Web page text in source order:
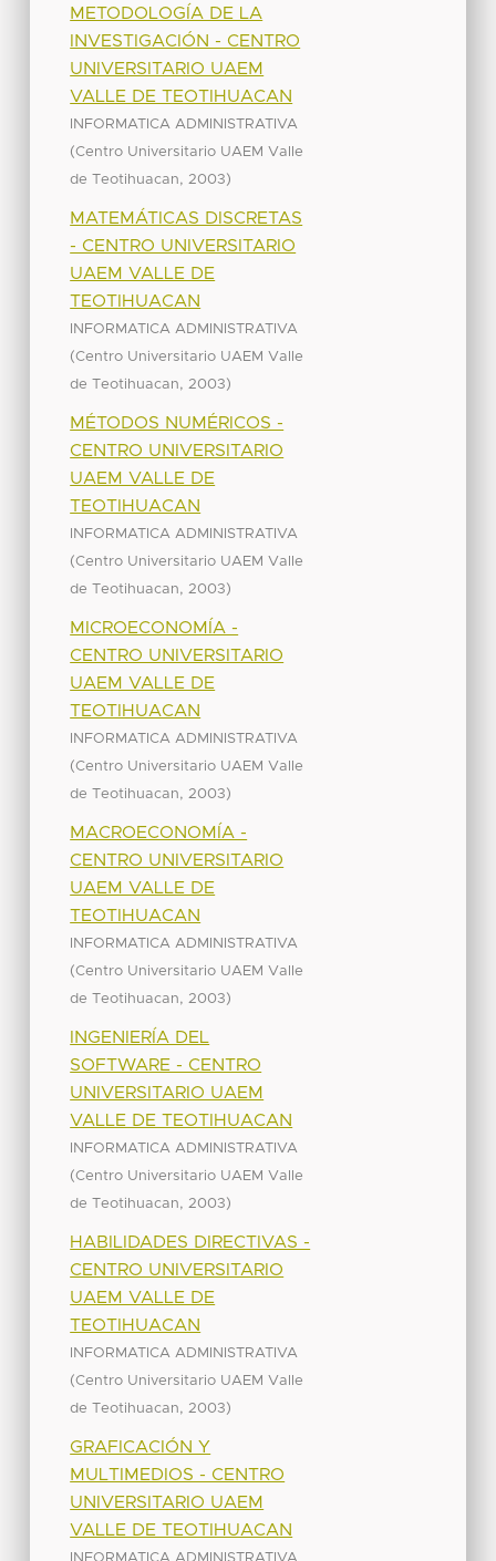
METODOLOGÍA DE LA
INVESTIGACIÓN - CENTRO
UNIVERSITARIO UAEM
VALLE DE TEOTIHUACAN
INFORMATICA ADMINISTRATIVA
(Centro Universitario UAEM Valle
de Teotihuacan, 2003)
MATEMÁTICAS DISCRETAS
- CENTRO UNIVERSITARIO
UAEM VALLE DE
TEOTIHUACAN
INFORMATICA ADMINISTRATIVA
(Centro Universitario UAEM Valle
de Teotihuacan, 2003)
MÉTODOS NUMÉRICOS -
CENTRO UNIVERSITARIO
UAEM VALLE DE
TEOTIHUACAN
INFORMATICA ADMINISTRATIVA
(Centro Universitario UAEM Valle
de Teotihuacan, 2003)
MICROECONOMÍA -
CENTRO UNIVERSITARIO
UAEM VALLE DE
TEOTIHUACAN
INFORMATICA ADMINISTRATIVA
(Centro Universitario UAEM Valle
de Teotihuacan, 2003)
MACROECONOMÍA -
CENTRO UNIVERSITARIO
UAEM VALLE DE
TEOTIHUACAN
INFORMATICA ADMINISTRATIVA
(Centro Universitario UAEM Valle
de Teotihuacan, 2003)
INGENIERÍA DEL
SOFTWARE - CENTRO
UNIVERSITARIO UAEM
VALLE DE TEOTIHUACAN
INFORMATICA ADMINISTRATIVA
(Centro Universitario UAEM Valle
de Teotihuacan, 2003)
HABILIDADES DIRECTIVAS -
CENTRO UNIVERSITARIO
UAEM VALLE DE
TEOTIHUACAN
INFORMATICA ADMINISTRATIVA
(Centro Universitario UAEM Valle
de Teotihuacan, 2003)
GRAFICACIÓN Y
MULTIMEDIOS - CENTRO
UNIVERSITARIO UAEM
VALLE DE TEOTIHUACAN
INFORMATICA ADMINISTRATIVA